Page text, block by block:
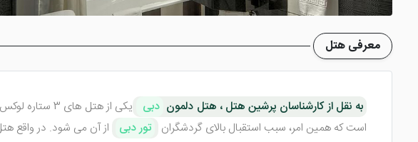
معرفی هتل
به نقل از کارشناسان پرشین هتل ، هتل دلمون دبی
یکی از هتل
است که همین امر، سبب استقبال بالای گردشگران تور دبی
از آن می شود. در واقع